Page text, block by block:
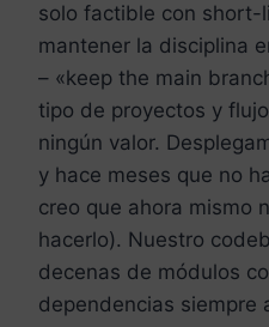
solo factible con short-
mantener la disciplina
– «keep the main
tipo de proyectos y
ningún valor.
y hace meses que no
creo que ahora mismo
hacerlo). Nuestro
decenas de módulos
dependencias siempre